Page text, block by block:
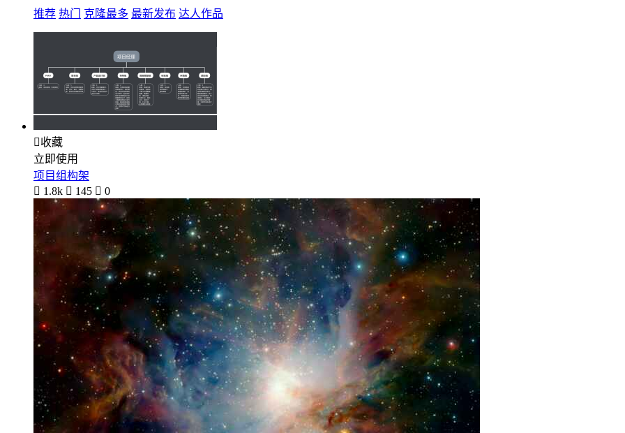
推荐 热门 克隆最多 最新发布 达人作品
收藏
立即使用
项目组构架
 1.8k  145  0